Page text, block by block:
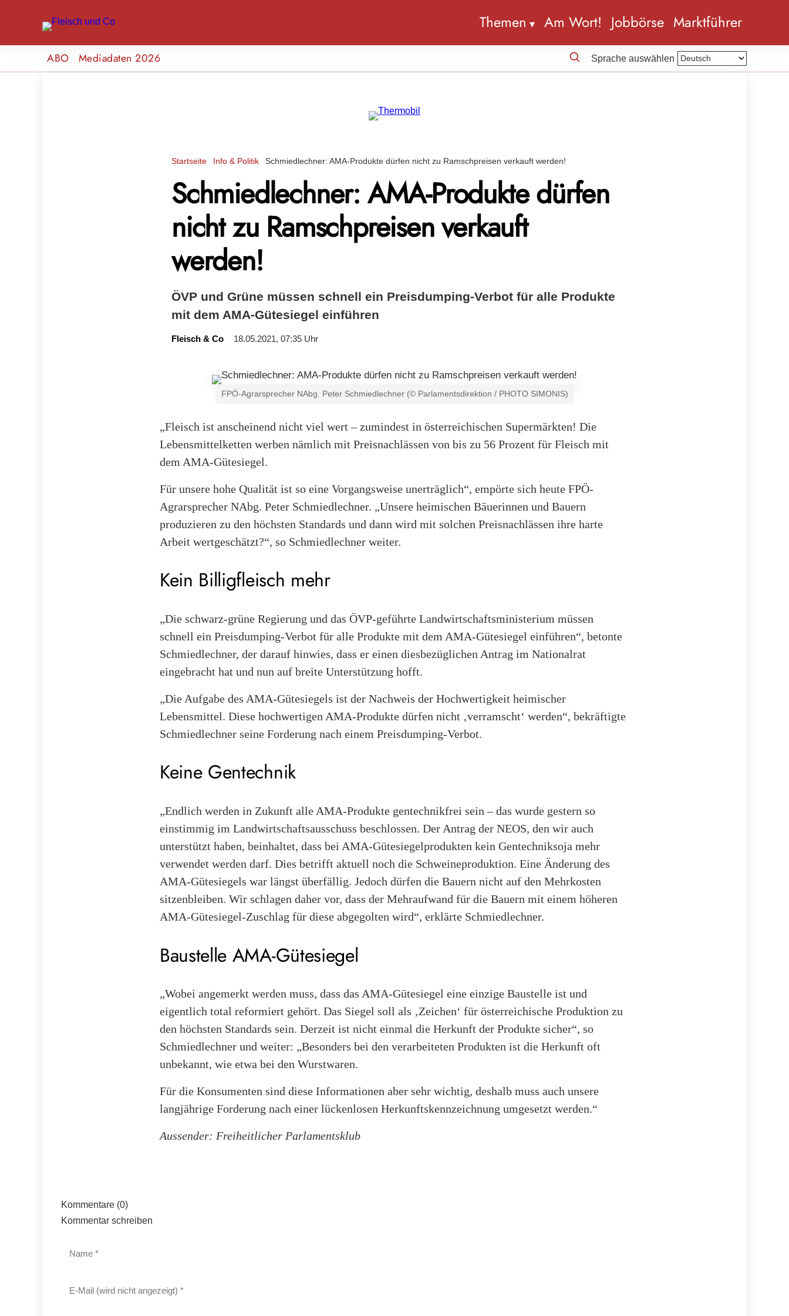
Themen Am Wort! Jobbörse Marktführer
ABO Mediadaten 2026 Sprache auswählen
Startseite Info & Politik Schmiedlechner: AMA-Produkte dürfen nicht zu Ramschpreisen verkauft werden!
Schmiedlechner: AMA-Produkte dürfen
nicht zu Ramschpreisen verkauft
werden!
ÖVP und Grüne müssen schnell ein Preisdumping-Verbot für alle Produkte
mit dem AMA-Gütesiegel einführen
Fleisch & Co 18.05.2021, 07:35 Uhr
FPÖ-Agrarsprecher NAbg. Peter Schmiedlechner (© Parlamentsdirektion / PHOTO SIMONIS)
„Fleisch ist anscheinend nicht viel wert – zumindest in österreichischen Supermärkten! Die
Lebensmittelketten werben nämlich mit Preisnachlässen von bis zu 56 Prozent für Fleisch mit
dem AMA-Gütesiegel.
Für unsere hohe Qualität ist so eine Vorgangsweise unerträglich“, empörte sich heute FPÖ-
Agrarsprecher NAbg. Peter Schmiedlechner. „Unsere heimischen Bäuerinnen und Bauern
produzieren zu den höchsten Standards und dann wird mit solchen Preisnachlässen ihre harte
Arbeit wertgeschätzt?“, so Schmiedlechner weiter.
Kein Billigfleisch mehr
„Die schwarz-grüne Regierung und das ÖVP-geführte Landwirtschaftsministerium müssen
schnell ein Preisdumping-Verbot für alle Produkte mit dem AMA-Gütesiegel einführen“, betonte
Schmiedlechner, der darauf hinwies, dass er einen diesbezüglichen Antrag im Nationalrat
eingebracht hat und nun auf breite Unterstützung hofft.
„Die Aufgabe des AMA-Gütesiegels ist der Nachweis der Hochwertigkeit heimischer
Lebensmittel. Diese hochwertigen AMA-Produkte dürfen nicht ‚verramscht‘ werden“, bekräftigte
Schmiedlechner seine Forderung nach einem Preisdumping-Verbot.
Keine Gentechnik
„Endlich werden in Zukunft alle AMA-Produkte gentechnikfrei sein – das wurde gestern so
einstimmig im Landwirtschaftsausschuss beschlossen. Der Antrag der NEOS, den wir auch
unterstützt haben, beinhaltet, dass bei AMA-Gütesiegelprodukten kein Gentechniksoja mehr
verwendet werden darf. Dies betrifft aktuell noch die Schweineproduktion. Eine Änderung des
AMA-Gütesiegels war längst überfällig. Jedoch dürfen die Bauern nicht auf den Mehrkosten
sitzenbleiben. Wir schlagen daher vor, dass der Mehraufwand für die Bauern mit einem höheren
AMA-Gütesiegel-Zuschlag für diese abgegolten wird“, erklärte Schmiedlechner.
Baustelle AMA-Gütesiegel
„Wobei angemerkt werden muss, dass das AMA-Gütesiegel eine einzige Baustelle ist und
eigentlich total reformiert gehört. Das Siegel soll als ‚Zeichen‘ für österreichische Produktion zu
den höchsten Standards sein. Derzeit ist nicht einmal die Herkunft der Produkte sicher“, so
Schmiedlechner und weiter: „Besonders bei den verarbeiteten Produkten ist die Herkunft oft
unbekannt, wie etwa bei den Wurstwaren.
Für die Konsumenten sind diese Informationen aber sehr wichtig, deshalb muss auch unsere
langjährige Forderung nach einer lückenlosen Herkunftskennzeichnung umgesetzt werden.“
Aussender: Freiheitlicher Parlamentsklub
Kommentare (0)
Kommentar schreiben